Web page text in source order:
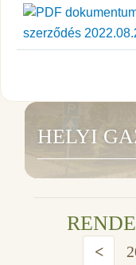
szerződés
HELYI
<